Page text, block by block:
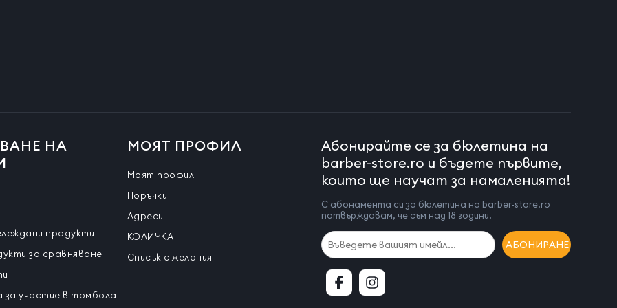
НА
продукти
за сравняване
за участие в томбола
МОЯТ ПРОФИЛ
Моят профил
Поръчки
Адреси
КОЛИЧКА
Списък с желания
Абонирайте се за бюлетина на
barber-store.ro и бъдете първите,
които ще научат за намаленията!
С абонамента си за бюлетина на barber-store.ro
потвърждавам, че съм над 18 години.
АБОНИРАНЕ